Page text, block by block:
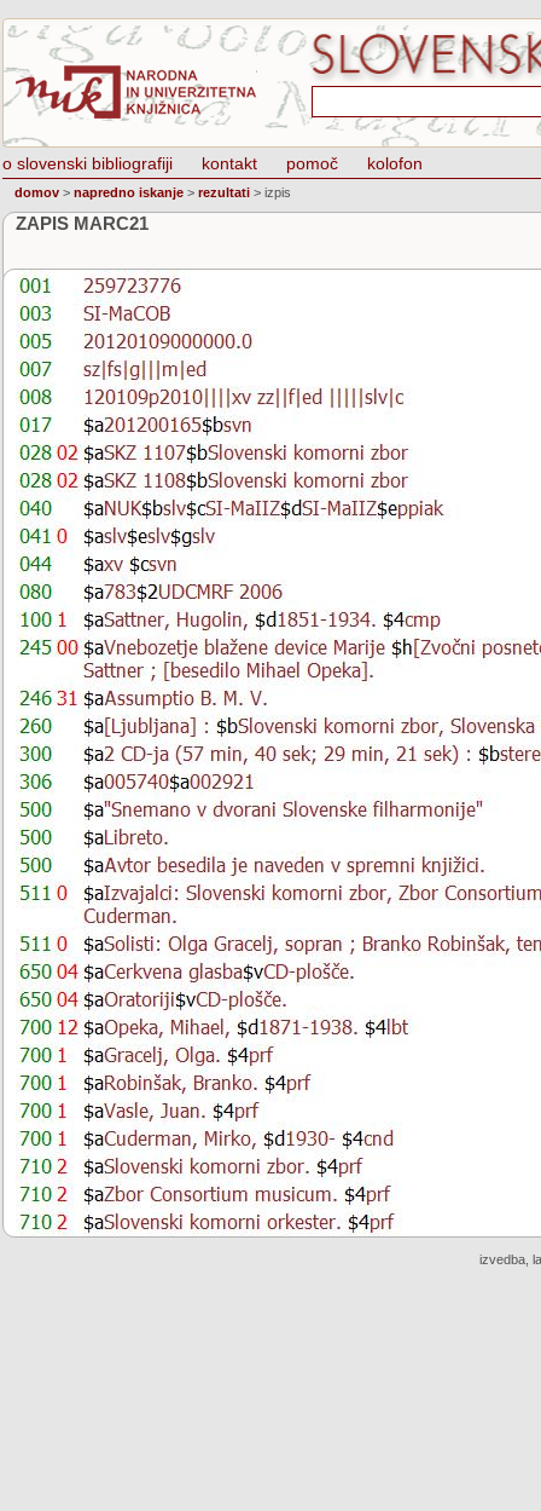
o slovenski bibliografiji kontakt pomoč kolofon
domov > napredno iskanje > rezultati > izpis
ZAPIS MARC21
izvedba,